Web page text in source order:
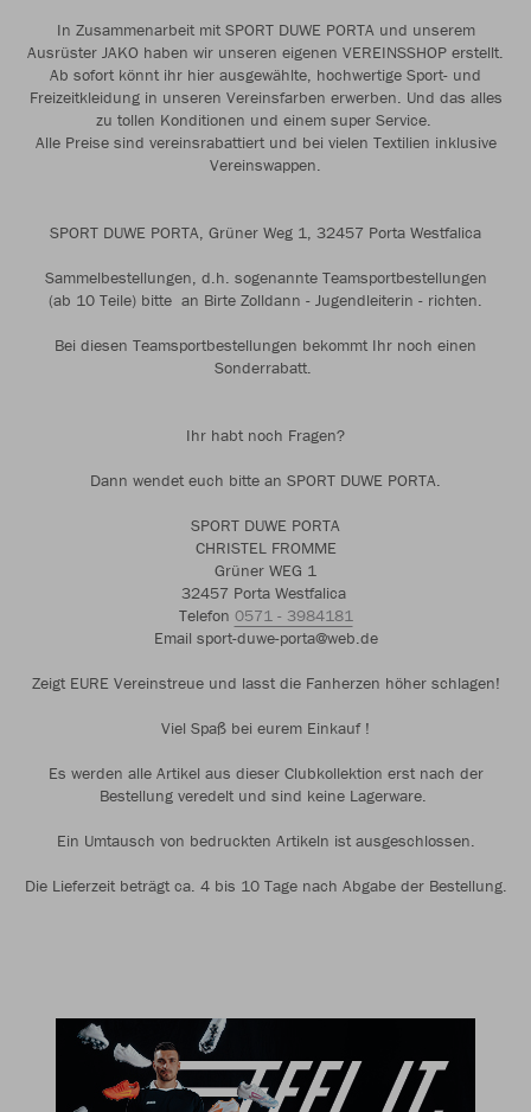
In Zusammenarbeit mit SPORT DUWE PORTA und unserem
Ausrüster JAKO haben wir unseren eigenen VEREINSSHOP erstellt.
Ab sofort könnt ihr hier ausgewählte, hochwertige Sport- und
Freizeitkleidung in unseren Vereinsfarben erwerben. Und das alles
zu tollen Konditionen und einem super Service.
Alle Preise sind vereinsrabattiert und bei vielen Textilien inklusive
Vereinswappen.
SPORT DUWE PORTA, Grüner Weg 1, 32457 Porta Westfalica
Sammelbestellungen, d.h. sogenannte Teamsportbestellungen
(ab 10 Teile) bitte an Birte Zolldann - Jugendleiterin - richten.
Bei diesen Teamsportbestellungen bekommt Ihr noch einen
Sonderrabatt.
Ihr habt noch Fragen?
Dann wendet euch bitte an SPORT DUWE PORTA.
SPORT DUWE PORTA
CHRISTEL FROMME
Grüner WEG 1
32457 Porta Westfalica
Telefon 0571 - 3984181
Email sport-duwe-porta@web.de
Zeigt EURE Vereinstreue und lasst die Fanherzen höher schlagen!
Viel Spaß bei eurem Einkauf !
Es werden alle Artikel aus dieser Clubkollektion erst nach der
Bestellung veredelt und sind keine Lagerware.
Ein Umtausch von bedruckten Artikeln ist ausgeschlossen.
Die Lieferzeit beträgt ca. 4 bis 10 Tage nach Abgabe der Bestellung.